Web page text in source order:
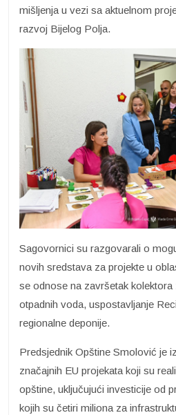
mišljenja u vezi sa aktuelnom
razvoj Bijelog Polja.
Sagovornici su razgovarali o
novih sredstava za projekte u
se odnose na završetak
otpadnih voda, uspostavljanje
regionalne deponije.
Predsjednik Opštine Smolović je
značajnih EU projekata koji su
opštine, uključujući investicije od
kojih su četiri miliona za